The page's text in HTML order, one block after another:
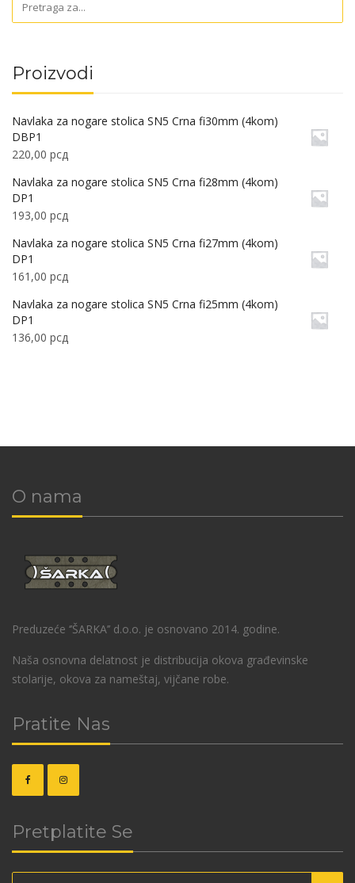
Proizvodi
Navlaka za nogare stolica SN5 Crna fi30mm (4kom)
DBP1
220,00 рсд
Navlaka za nogare stolica SN5 Crna fi28mm (4kom)
DP1
193,00 рсд
Navlaka za nogare stolica SN5 Crna fi27mm (4kom)
DP1
161,00 рсд
Navlaka za nogare stolica SN5 Crna fi25mm (4kom)
DP1
136,00 рсд
O nama
Preduzeće ‘’ŠARKA’’ d.o.o. je osnovano 2014. godine.
Naša osnovna delatnost je distribucija okova građevinske
stolarije, okova za nameštaj, vijčane robe.
Pratite Nas
Pretplatite Se